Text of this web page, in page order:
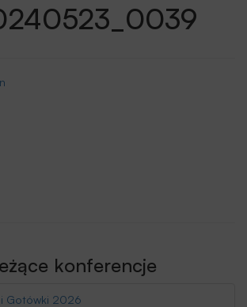
konferencje
Gotówki 2026